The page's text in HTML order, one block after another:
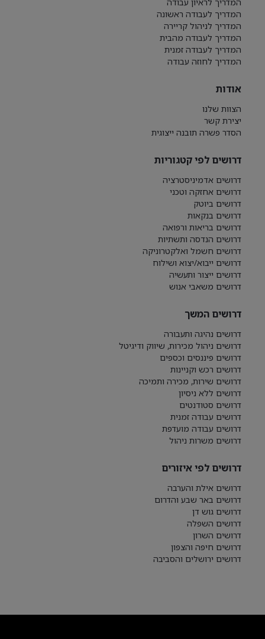
המדריך לעבודה ראשונה
המדריך לניהול קריירה
המדריך לעבודה מהבית
המדריך לעבודה זמנית
המדריך לחוזה עבודה
אודות
הצוות שלנו
יצירת קשר
הסדר פשרה תובנה ייצוגית
דרושים לפי קטגוריות
דרושים אדמיניסטרציה
דרושים אחזקה וטכני
דרושים ביוטק
דרושים בנקאות
דרושים בריאות ורפואה
דרושים הנדסה ותשתיות
דרושים חשמל ואלקטרוניקה
דרושים ייבוא/יצוא ושילוח
דרושים ייצור ותעשיה
דרושים משאבי אנוש
דרושים המשך
דרושים נהיגה ותעבורה
דרושים ניהול מכירות, שיווק ודיגיטל
דרושים פיננסים וכספים
דרושים רכש וקניינות
דרושים שירות, מכירה ותמיכה
דרושים ללא ניסיון
דרושים סטודנטים
דרושים עבודה זמנית
דרושים עבודה מועדפת
דרושים משרות ניהול
דרושים לפי איזורים
דרושים אילת והערבה
דרושים באר שבע והדרום
דרושים גוש דן
דרושים השפלה
דרושים השרון
דרושים חיפה והצפון
דרושים ירושלים והסביבה